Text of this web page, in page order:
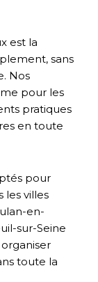
est la
sans
Nos
pour les
pratiques
en toute
pour
les villes
en-
sur-Seine
toute la